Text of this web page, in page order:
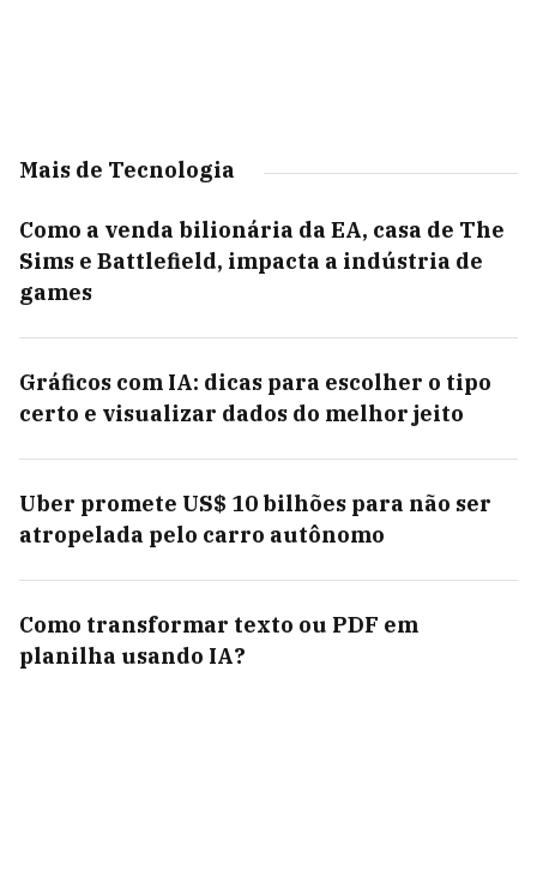
Mais de Tecnologia
Como a venda bilionária da EA, casa de The
Sims e Battlefield, impacta a indústria de
games
Gráficos com IA: dicas para escolher o tipo
certo e visualizar dados do melhor jeito
Uber promete US$ 10 bilhões para não ser
atropelada pelo carro autônomo
Como transformar texto ou PDF em
planilha usando IA?